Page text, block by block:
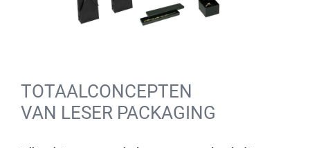
TOTAALCONCEPTEN
VAN LESER PACKAGING